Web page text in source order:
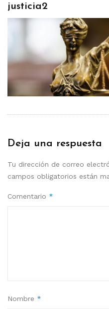
justicia2
Deja una respuesta
Tu dirección de correo
campos obligatorios están
Comentario *
Nombre *